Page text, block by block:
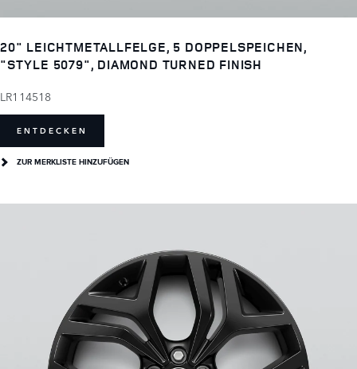
20" LEICHTMETALLFELGE, 5 DOPPELSPEICHEN,
"STYLE 5079", DIAMOND TURNED FINISH
LR114518
ENTDECKEN
ZUR MERKLISTE HINZUFÜGEN